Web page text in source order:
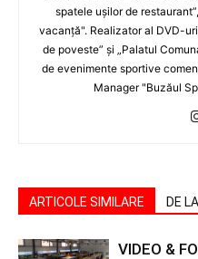
spatele uşilor de
vacanţă". Realizator al DVD-
de poveste” şi „Palatul
de evenimente sportive
Manager "Buzăul
ARTICOLE SIMILARE DE
VIDEO &